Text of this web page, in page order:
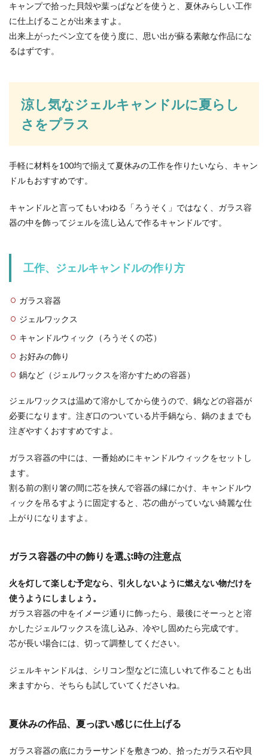
ポケットポーチの作り方！100均の材
小学生や幼稚園の女子に人気のポケットポーチ。
シュを持ち歩...
掃除がしやすい
やすくなりラックのヌメヌメから解放されます！
とは...
洗濯は洗剤無しでも大丈夫？洗剤無し
ったほうがい...
キャンプで拾った貝殻や葉っぱなどを使うと、夏休みらしい工作
に仕上げることが出来ますよ。
出来上がったペン立てを使う度に、思い出が蘇る素敵な作品にな
るはずです。
涼し気なジェルキャンドルに夏らし
さをプラス
手軽に材料を100均で揃えて夏休みの工作を作りたいなら、キャン
ドルもおすすめです。
キャンドルと言ってもいわゆる「ろうそく」ではなく、ガラス容
器の中を飾ってジェルを流し込んで作るキャンドルです。
工作、ジェルキャンドルの作り方
ガラス容器
ジェルワックス
キャンドルウィック（ろうそくの芯）
お好みの飾り
鍋など（ジェルワックスを溶かすための容器）
ジェルワックスは温めて溶かしてから使うので、鍋などの容器が
必要になります。注ぎ口のついている片手鍋なら、鍋のままでも
注ぎやすくおすすめですよ。
ガラス容器の中には、一番始めにキャンドルウィックをセットし
ます。
割る前の割り箸の間に芯を挟んで容器の縁にかけ、キャンドルウ
ィックを吊るすように固定すると、芯の曲がっていない綺麗な仕
上がりになりますよ。
ガラス容器の中の飾りを選ぶ時の注意点
火を灯して楽しむ予定なら、引火しないように燃えない物だけを
使うようにしましょう。
ガラス容器の中をイメージ通りに飾ったら、最後にそーっとと溶
かしたジェルワックスを流し込み、冷やし固めたら完成です。
芯が長い場合には、切って調整してください。
ジェルキャンドルは、シリコン型などに流しいれて作ることも出
来ますから、そちらも試していてくださいね。
夏休みの作品、夏っぽい感じに仕上げる
ガラス容器の底にカラーサンドを敷きつめ、拾ったガラス石や貝